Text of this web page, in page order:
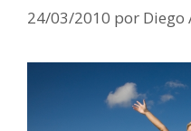
24/03/2010 por Diego